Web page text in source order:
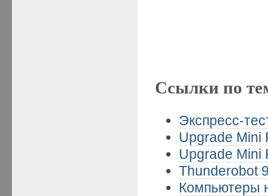
Ссылки по
Экспресс-
Upgrade Mini
Upgrade Mini
Thunderobot
Компьютеры